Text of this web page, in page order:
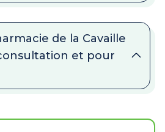
de la Cavaille
et pour